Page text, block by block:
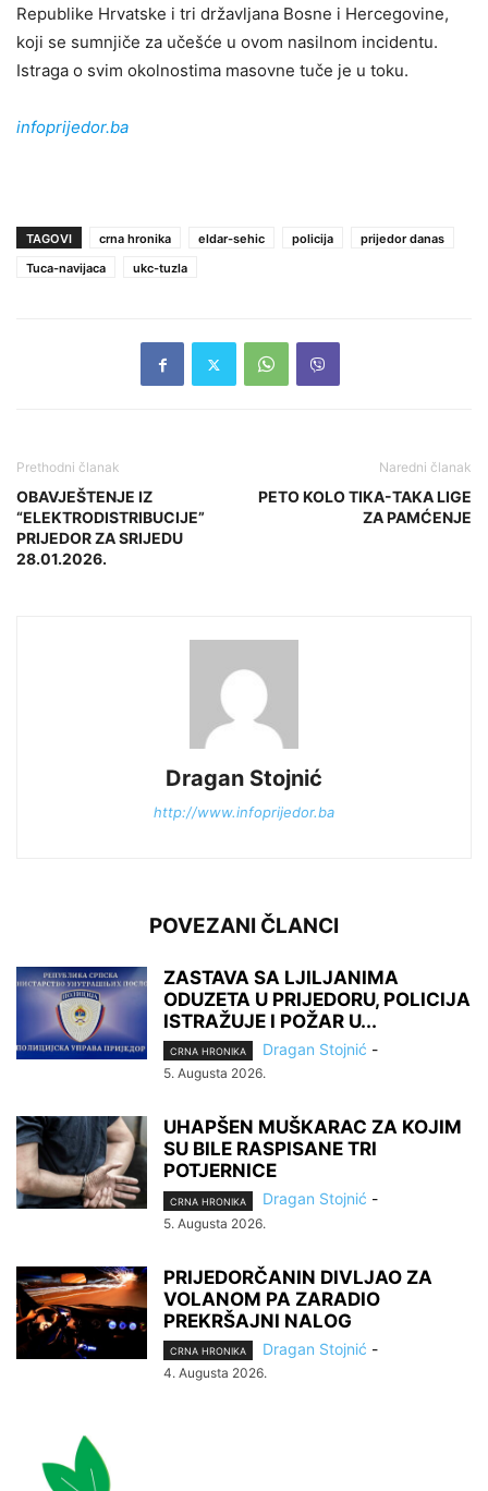
Republike Hrvatske i tri državljana Bosne i Hercegovine,
koji se sumnjiče za učešće u ovom nasilnom incidentu.
Istraga o svim okolnostima masovne tuče je u toku.
infoprijedor.ba
TAGOVI crna hronika eldar-sehic policija
prijedor danas
Tuca-navijaca
ukc-tuzla
Prethodni članak
OBAVJEŠTENJE IZ
“ELEKTRODISTRIBUCIJE”
PRIJEDOR ZA SRIJEDU
28.01.2026.
Naredni članak
PETO KOLO TIKA-TAKA LIGE
ZA PAMĆENJE
Dragan Stojnić
http://www.infoprijedor.ba
POVEZANI ČLANCI
ZASTAVA SA LJILJANIMA
ODUZETA U PRIJEDORU, POLICIJA
ISTRAŽUJE I POŽAR U...
CRNA HRONIKA Dragan Stojnić -
5. Augusta 2026.
UHAPŠEN MUŠKARAC ZA KOJIM
SU BILE RASPISANE TRI
POTJERNICE
CRNA HRONIKA Dragan Stojnić -
5. Augusta 2026.
PRIJEDORČANIN DIVLJAO ZA
VOLANOM PA ZARADIO
PREKRŠAJNI NALOG
CRNA HRONIKA Dragan Stojnić -
4. Augusta 2026.